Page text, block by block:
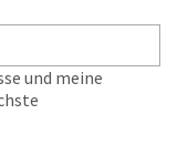
und meine